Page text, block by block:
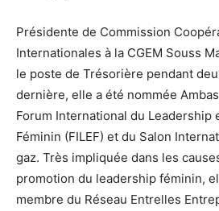
Présidente de Commission
Internationales à la CGEM Souss
le poste de Trésorière pendant
dernière, elle a été nommée
Forum International du Leadership
Féminin (FILEF) et du Salon
gaz. Très impliquée dans les
promotion du leadership féminin,
membre du Réseau Entrelles